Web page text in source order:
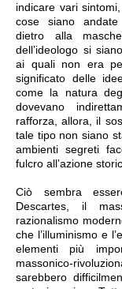
indicare vari
cose siano
dietro alla
dell’ideologo si
ai quali non era
significato delle
come la natura
dovevano
rafforza, allora, il
tale tipo non siano
ambienti segreti
fulcro all’azione
Ciò sembra
Descartes, il
razionalismo
che l’illuminismo e
elementi più
massonico-
sarebbero